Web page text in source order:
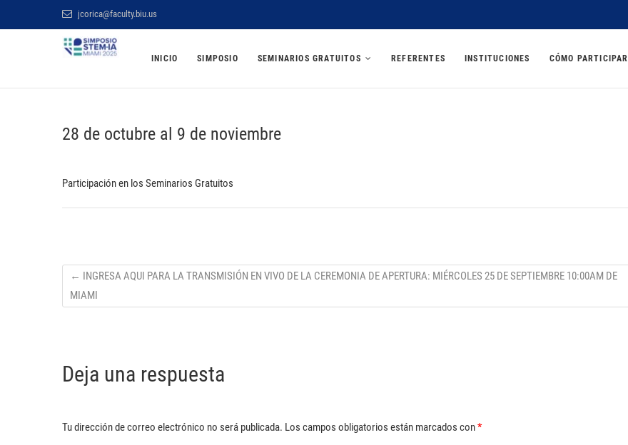
al
jcorica@faculty.biu.us
Simposio STEM BIU 2025
INICIO SIMPOSIO SEMINARIOS GRATUITOS REFERENTES INSTITUCIONES CÓMO PARTICIPAR
28 de octubre al 9 de noviembre
Participación en los Seminarios Gratuitos
← INGRESA AQUI PARA LA TRANSMISIÓN EN VIVO DE LA CEREMONIA DE APERTURA: MIÉRCOLES 25 DE SEPTIEMBRE 10:00AM DE
MIAMI
Deja una respuesta
Tu dirección de correo electrónico no será publicada. Los campos obligatorios están marcados con*